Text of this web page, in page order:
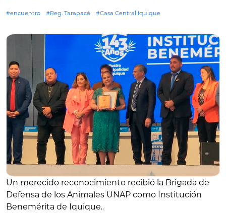
#encuentro #Reg. Tarapacá #Casa Central Iquique
Un merecido reconocimiento recibió la Brigada de
Defensa de los Animales UNAP como Institución
Benemérita de Iquique..